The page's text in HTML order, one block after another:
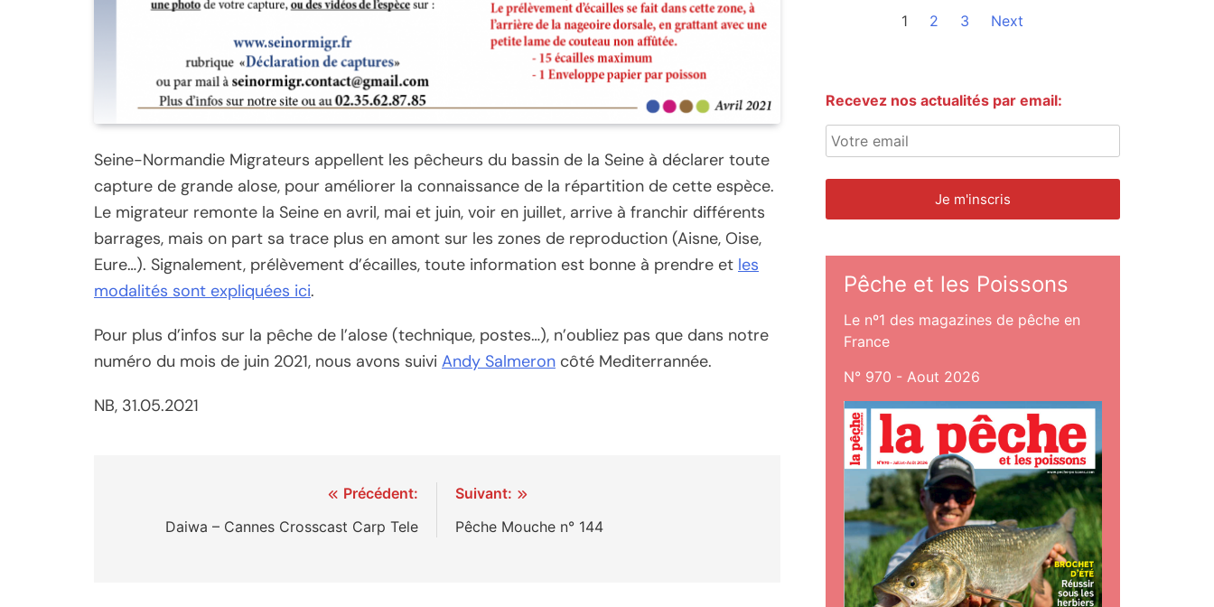
Seine-Normandie Migrateurs appellent les pêcheurs du bassin de la Seine à déclarer toute
capture de grande alose, pour améliorer la connaissance de la répartition de cette espèce.
Le migrateur remonte la Seine en avril, mai et juin, voir en juillet, arrive à franchir différents
barrages, mais on part sa trace plus en amont sur les zones de reproduction (Aisne, Oise,
Eure…). Signalement, prélèvement d’écailles, toute information est bonne à prendre et les
modalités sont expliquées ici.
Pour plus d’infos sur la pêche de l’alose (technique, postes…), n’oubliez pas que dans notre
numéro du mois de juin 2021, nous avons suivi Andy Salmeron côté Mediterrannée.
NB, 31.05.2021
Précédent:
Daiwa – Cannes Crosscast Carp Tele
Suivant:
Pêche Mouche n° 144
1 2 3 Next
Recevez nos actualités par email:
Pêche et les Poissons
Le nº1 des magazines de pêche en
France
N° 970 - Aout 2026